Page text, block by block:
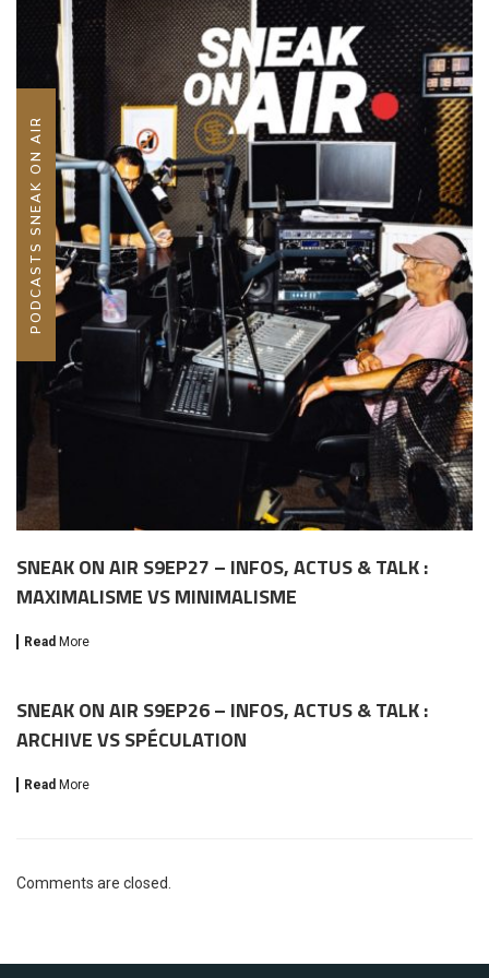
PODCASTS SNEAK ON AIR
SNEAK ON AIR S9EP27 – INFOS, ACTUS & TALK :
MAXIMALISME VS MINIMALISME
Read More
SNEAK ON AIR S9EP26 – INFOS, ACTUS & TALK :
ARCHIVE VS SPÉCULATION
Read More
Comments are closed.